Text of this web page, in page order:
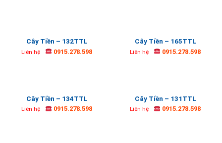
Cây Tiền – 132TTL
Liên hệ 0915.278.598
Cây Tiền – 165TTL
Liên hệ 0915.278.598
Cây Tiền – 134TTL
Liên hệ 0915.278.598
Cây Tiền – 131TTL
Liên hệ 0915.278.598